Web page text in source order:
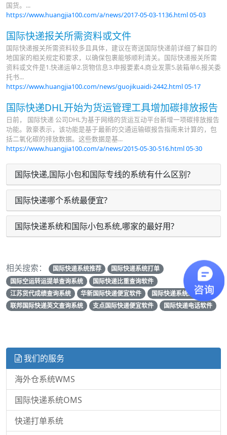
国货。...
https://www.huangjia100.com/a/news/2017-05-03-1136.html05-03
国际快递报关所需资料或文件
国际快递报关所需资料较多且具体，建议在寄送国际快递前详细了解目的
地国家的相关规定和要求，以确保包裹能够顺利清关。国际快递报关所需
资料或文件是1.快递运单2.货物信息3.申报要素4.商业发票5.装箱单6.报关委
托书...
https://www.huangjia100.com/news/guojikuaidi-2442.html05-17
国际快递DHL开始为货运管理工具增加碳排放报告
日前， 国际快递 公司DHL为基于网络的货运互动平台新增一项碳排放报告
功能。敦豪表示，该功能是基于最新的交通运输碳报告指南来计算的，包
括二氧化碳的排放数据。这些数据是基...
https://www.huangjia100.com/a/news/2015-05-30-516.html05-30
国际快递,国际小包和国际专线的系统有什么区别?
国际快递哪个系统最便宜?
国际快递系统和国际小包系统,哪家的最好用?
相关搜索： 国际快递系统推荐
国际快递系统打单
国际空运转运提单查询系统
国际快递比重查询软件
江苏货代成绩查询系统
华新国际快递便宜软件
国际快递系统维护
联邦国际快递英文查询系统
支点国际快递便宜软件 国际快递电话软件
我们的服务
海外仓系统WMS
国际快递系统OMS
快递打单系统